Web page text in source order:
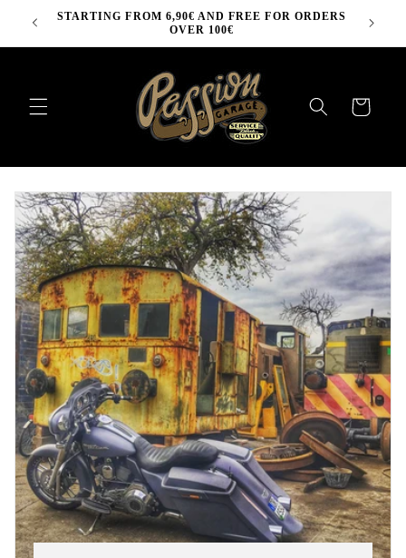
Skip to
content
STARTING FROM 6,90€ AND FREE FOR ORDERS
OVER 100€
Cart